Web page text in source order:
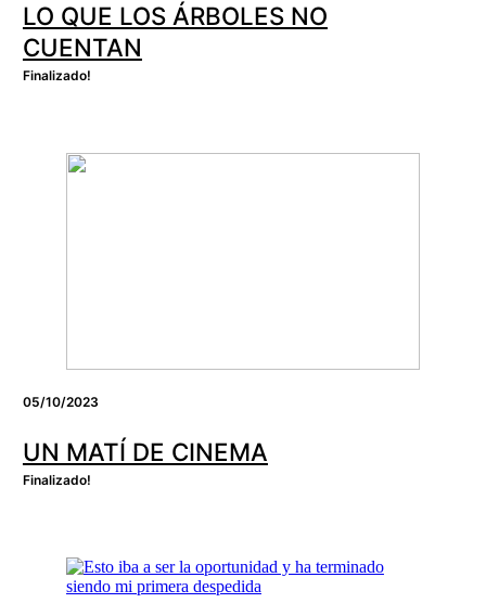
LO QUE LOS ÁRBOLES NO
CUENTAN
Finalizado!
05/10/2023
UN MATÍ DE CINEMA
Finalizado!